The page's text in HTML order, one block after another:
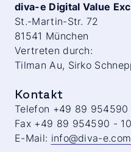
Partner
Über uns
Insights
Karriere
diva-e Digital Value
St.-Martin-Str. 72
81541 München
Vertreten durch:
Tilman Au, Sirko
Kontakt
Telefon +49 89
Fax +49 89 954590 -
E-Mail: info@diva-e.com